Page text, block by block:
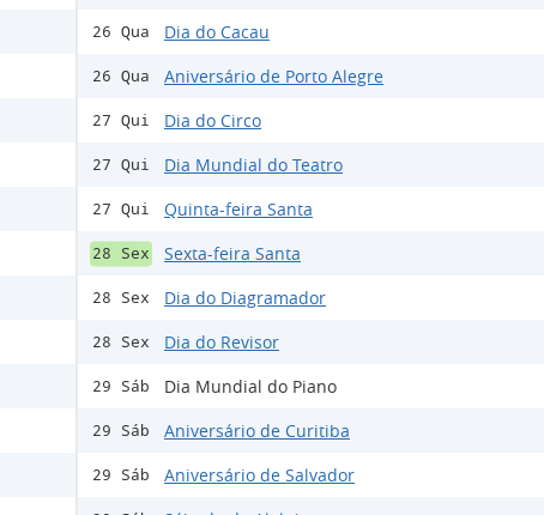
26 Qua Dia do Cacau
26 Qua Aniversário de Porto Alegre
27 Qui Dia do Circo
27 Qui Dia Mundial do Teatro
27 Qui Quinta-feira Santa
28 Sex Sexta-feira Santa
28 Sex Dia do Diagramador
28 Sex Dia do Revisor
29 Sáb Dia Mundial do Piano
29 Sáb Aniversário de Curitiba
29 Sáb Aniversário de Salvador